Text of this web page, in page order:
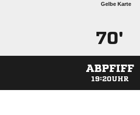
Gelbe Karte
70'
ABPFIFF
19:20UHR